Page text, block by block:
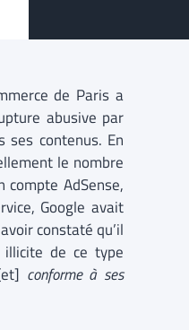
de Paris a
abusive par
contenus. En
le nombre
compte AdSense,
Google avait
constaté qu’il
illicite de ce type
conforme à ses